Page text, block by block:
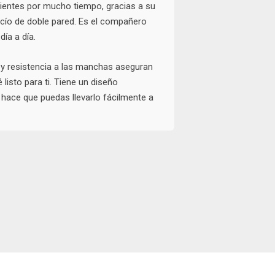
por mucho tiempo, gracias a su
de doble pared. Es el compañero
a día.
resistencia a las manchas aseguran
listo para ti. Tiene un diseño
que puedas llevarlo fácilmente a